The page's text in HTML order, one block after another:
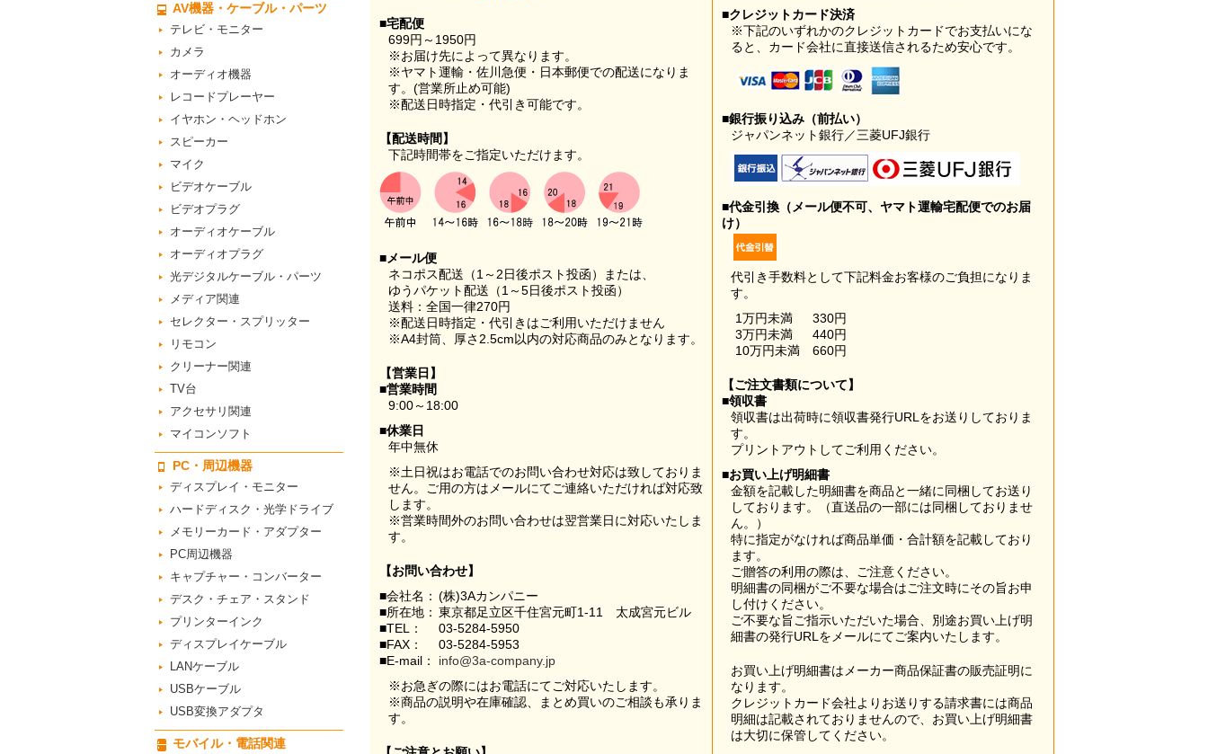
■宅配便
699円～1950円
※お届け先によって異なります。
※ヤマト運輸・佐川急便・日本郵便での配送になりま
す。(営業所止め可能)
※配送日時指定・代引き可能です。
【配送時間】
下記時間帯をご指定いただけます。
■メール便
ネコポス配送（1～2日後ポスト投函）または、
ゆうパケット配送（1～5日後ポスト投函）
送料：全国一律270円
※配送日時指定・代引きはご利用いただけません
※A4封筒、厚さ2.5cm以内の対応商品のみとなります。
【営業日】
■営業時間
9:00～18:00
■休業日
年中無休
※土日祝はお電話でのお問い合わせ対応は致しておりま
せん。ご用の方はメールにてご連絡いただければ対応致
します。
※営業時間外のお問い合わせは翌営業日に対応いたしま
す。
【お問い合わせ】
■会社名： (株)3Aカンパニー
■所在地： 東京都足立区千住宮元町1-11 太成宮元ビル
■TEL：
03-5284-5950
■FAX：
03-5284-5953
■E-mail：
info@3a-company.jp
※お急ぎの際にはお電話にてご対応いたします。
※商品の説明や在庫確認、まとめ買いのご相談も承りま
す。
■クレジットカード決済
※下記のいずれかのクレジットカードでお支払いにな
ると、カード会社に直接送信されるため安心です。
■銀行振り込み（前払い）
ジャパンネット銀行／三菱UFJ銀行
■代金引換（メール便不可、ヤマト運輸宅配便でのお届
け）
代引き手数料として下記料金お客様のご負担になりま
す。
1万円未満
330円
3万円未満
440円
10万円未満
660円
【ご注文書類について】
■領収書
領収書は出荷時に領収書発行URLをお送りしておりま
す。
プリントアウトしてご利用ください。
■お買い上げ明細書
金額を記載した明細書を商品と一緒に同梱してお送り
しております。（直送品の一部には同梱しておりませ
ん。）
特に指定がなければ商品単価・合計額を記載しており
ます。
ご贈答の利用の際は、ご注意ください。
明細書の同梱がご不要な場合はご注文時にその旨お申
し付けください。
ご不要な旨ご指示いただいた場合、別途お買い上げ明
細書の発行URLをメールにてご案内いたします。
お買い上げ明細書はメーカー商品保証書の販売証明に
なります。
クレジットカード会社よりお送りする請求書には商品
明細は記載されておりませんので、お買い上げ明細書
は大切に保管してください。
AV機器・ケーブル・パーツ
テレビ・モニター
カメラ
オーディオ機器
レコードプレーヤー
イヤホン・ヘッドホン
スピーカー
マイク
ビデオケーブル
ビデオプラグ
オーディオケーブル
オーディオプラグ
光デジタルケーブル・パーツ
メディア関連
セレクター・スプリッター
リモコン
クリーナー関連
TV台
アクセサリ関連
マイコンソフト
PC・周辺機器
ディスプレイ・モニター
ハードディスク・光学ドライブ
メモリーカード・アダプター
PC周辺機器
キャプチャー・コンバーター
デスク・チェア・スタンド
プリンターインク
ディスプレイケーブル
LANケーブル
USBケーブル
USB変換アダプタ
モバイル・電話関連